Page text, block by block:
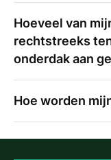
Hoeveel van
rechtstreeks
onderdak aan
Hoe worden